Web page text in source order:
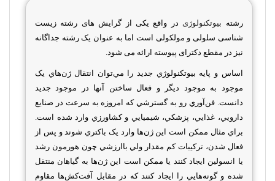
رشته بيوتكنولوژیدر واقع یکی از گرایش های رشته زیست
شناسی سلولی و مولکولی است اما به عنوان یک رشته جداگانه
نیز در مقطع دکترای پیوسته ارائه می شود.
اساس‌ و پايه‌ بيوتکنولوژي‌ جديد را مي‌توان‌ انتقال‌ ژن‌هاي‌ يک‌
موجود به‌ موجود ديگر و فعال‌ ساختن‌ آنها در موجود جديد
دانست‌. فن‌آوري‌ رو به‌ گسترشي‌ که‌ امروزه‌ به‌ سرعت‌ در صنايع‌
دارويي‌، غذايي‌، پزشکي‌، شيميايي‌ و کشاورزي‌ وارد شده‌ است‌.
براي‌ مثال‌ ممکن‌ است‌ اين‌ ژن‌ها وارد يک‌ باکتري‌ شوند و پس‌ از
فعال‌ شدن‌، ترکيبات‌ کم‌ مقدار ولي‌ باارزشي‌ چون‌ هورمون‌ رشد
يا انسولين‌ ايجاد کنند يا ممکن‌ است‌ اين‌ ژن‌ها به‌ گياهان‌ منتقل‌
شده‌ و گونه‌هايي‌ را ايجاد کنند که‌ در مقابل‌ آفت‌کش‌ها مقاوم‌